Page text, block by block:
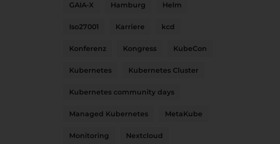
GAIA-X Hamburg Helm
Iso27001 Karriere kcd
Konferenz Kongress KubeCon
Kubernetes Kubernetes Cluster
Kubernetes community days
Managed Kubernetes MetaKube
Monitoring Nextcloud